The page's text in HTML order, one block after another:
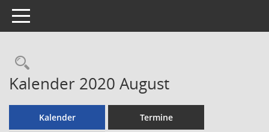
Toggle navigation
Rechercheauswahl
Kalender 2020 August
Kalender Termine